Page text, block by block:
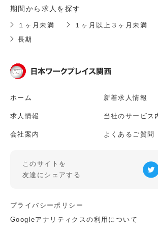
ホーム 新着求人情報
求人情報 当社のサービス
会社案内 よくあるご質問
このサイトを
友達にシェアする
プライバシーポリシー
Googleアナリティクスの利用について
期間から求人を探す
１ヶ月未満 １ヶ月以上３ヶ月未満
長期